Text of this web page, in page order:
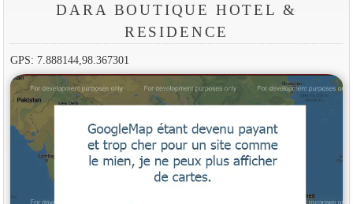
DARA BOUTIQUE HOTEL &
RESIDENCE
GPS: 7.888144,98.367301